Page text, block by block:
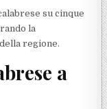
su cinque
la
regione.
a